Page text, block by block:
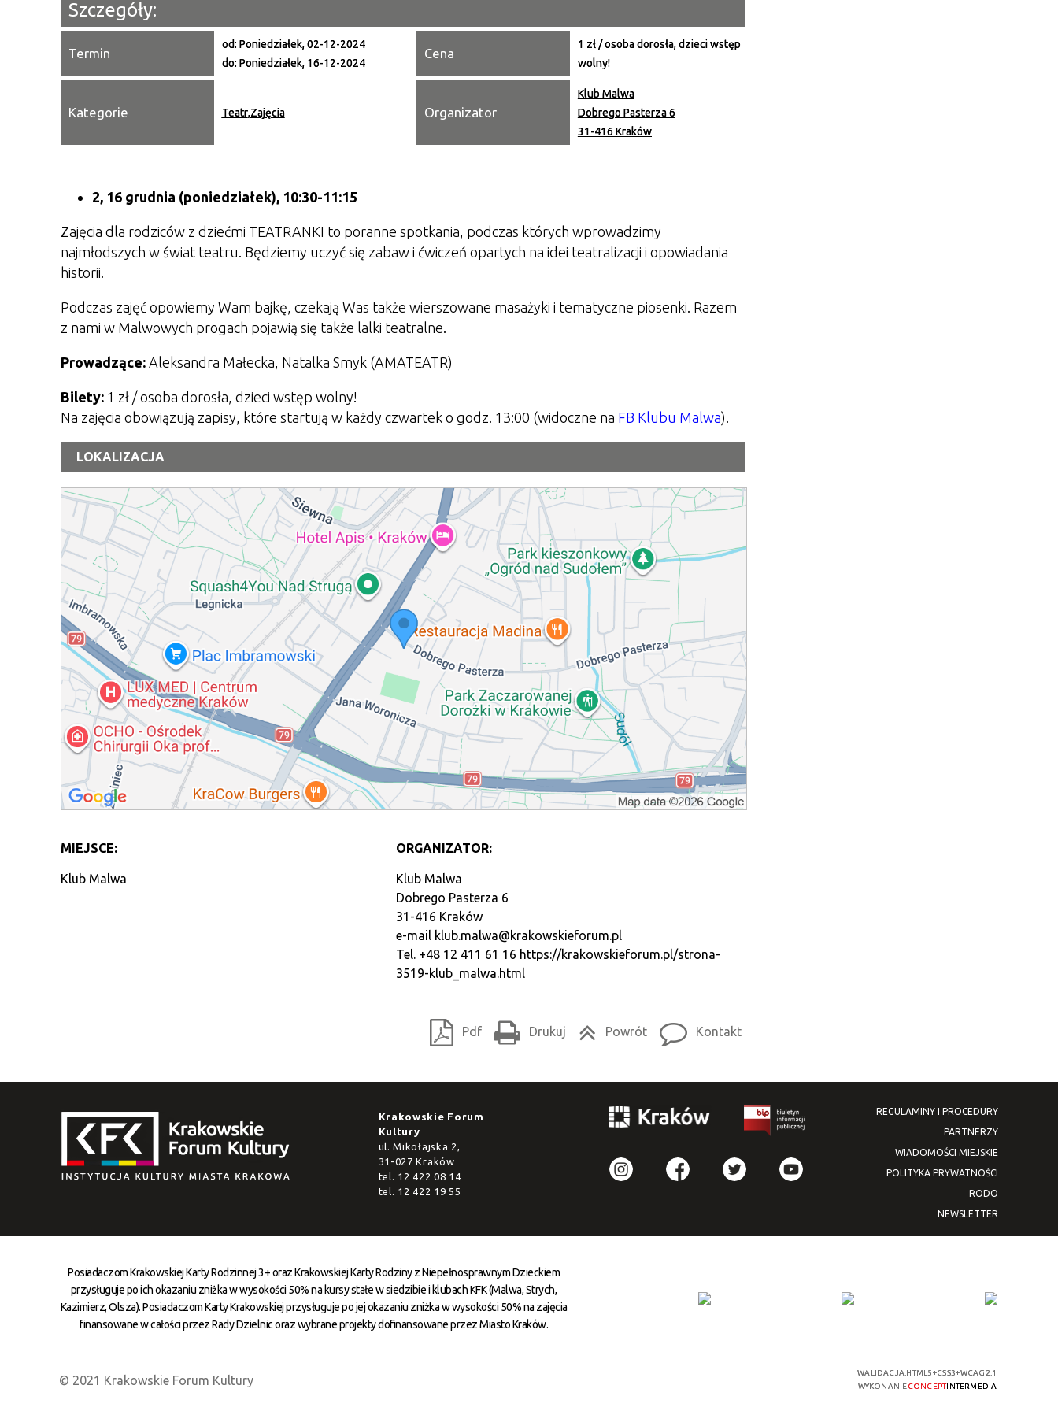
Miejsce
Szczegóły:
Termin
od: Poniedziałek, 02-12-2024
do: Poniedziałek, 16-12-2024
Cena
1 zł / osoba dorosła, dzieci wstęp
wolny!
Kategorie Teatr,Zajęcia Organizator
Klub Malwa
Dobrego Pasterza 6
31-416 Kraków
2, 16 grudnia (poniedziałek), 10:30-11:15
Zajęcia dla rodziców z dziećmi TEATRANKI to poranne spotkania, podczas których wprowadzimy
najmłodszych w świat teatru. Będziemy uczyć się zabaw i ćwiczeń opartych na idei teatralizacji i opowiadania
historii.
Podczas zajęć opowiemy Wam bajkę, czekają Was także wierszowane masażyki i tematyczne piosenki. Razem
z nami w Malwowych progach pojawią się także lalki teatralne.
Prowadzące:Aleksandra Małecka, Natalka Smyk (AMATEATR)
Bilety:1 zł / osoba dorosła, dzieci wstęp wolny!
Na zajęcia obowiązują zapisy, które startują w każdy czwartek o godz. 13:00 (widoczne na FB Klubu Malwa).
LOKALIZACJA
MIEJSCE:
Klub Malwa
ORGANIZATOR:
Klub Malwa
Dobrego Pasterza 6
31-416 Kraków
e-mail klub.malwa@krakowskieforum.pl
Tel. +48 12 411 61 16 https://krakowskieforum.pl/strona-
3519-klub_malwa.html
Pdf Drukuj Powrót Kontakt
Krakowskie Forum
Kultury
ul. Mikołajska 2,
31-027 Kraków
tel. 12 422 08 14
tel. 12 422 19 55
REGULAMINY I PROCEDURY
PARTNERZY
WIADOMOŚCI MIEJSKIE
POLITYKA PRYWATNOŚCI
RODO
NEWSLETTER
Posiadaczom Krakowskiej Karty Rodzinnej 3+ oraz Krakowskiej Karty Rodziny z Niepełnosprawnym Dzieckiem
przysługuje po ich okazaniu zniżka w wysokości 50% na kursy stałe w siedzibie i klubach KFK (Malwa, Strych,
Kazimierz, Olsza). Posiadaczom Karty Krakowskiej przysługuje po jej okazaniu zniżka w wysokości 50% na zajęcia
finansowane w całości przez Rady Dzielnic oraz wybrane projekty dofinansowane przez Miasto Kraków.
© 2021 Krakowskie Forum Kultury
WALIDACJA:HTML5+CSS3+WCAG 2.1
WYKONANIECONCEPTINTERMEDIA